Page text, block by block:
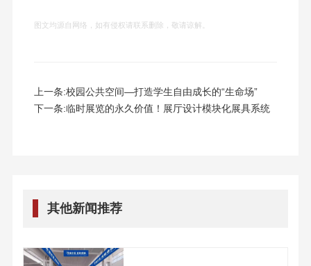
图文均源自网络，如有侵权请联系删除，敬请谅解。
上一条:校园公共空间—打造学生自由成长的“生命场”
下一条:临时展览的永久价值！展厅设计模块化展具系统
其他新闻推荐